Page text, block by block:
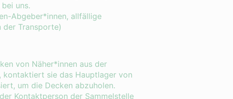
uns.
Abgeber*innen, allfällige
der Transporte)
von Näher*innen aus der
kontaktiert sie das Hauptlager von
um die Decken abzuholen.
Kontaktperson der Sammelstelle